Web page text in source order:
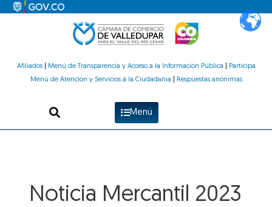
Afiliados| Menú de Transparencia y Acceso a la Información Pública
Participa
Menú de Atención y Servicios a la Ciudadanía
Respuestas anónimas
Menú
Noticia Mercantil 2023